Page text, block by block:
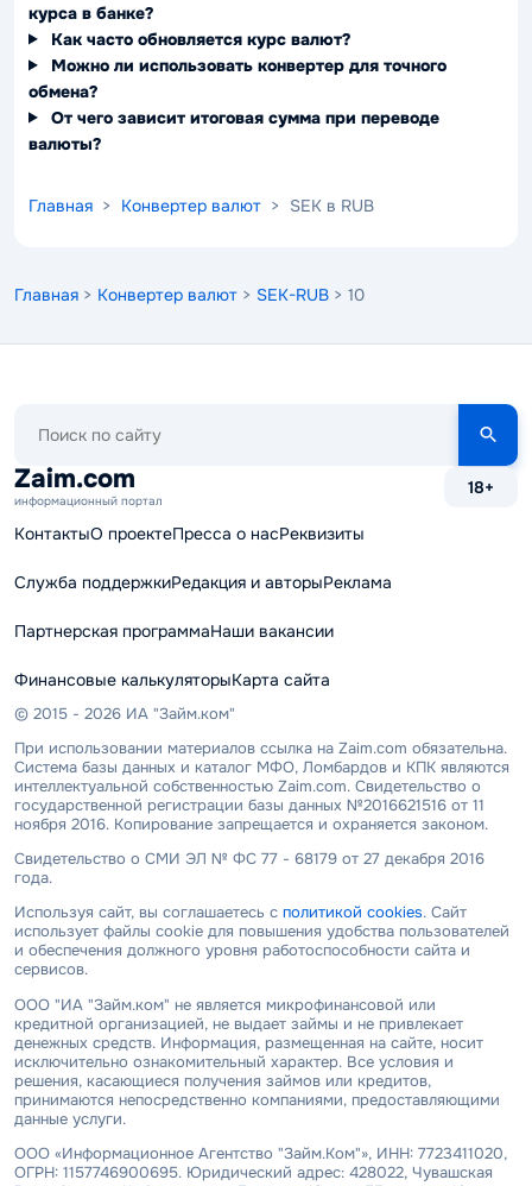
курса в банке?
Как часто обновляется курс валют?
Можно ли использовать конвертер для точного
обмена?
От чего зависит итоговая сумма при переводе
валюты?
Главная > Конвертер валют > SEK в RUB
Главная > Конвертер валют > SEK-RUB > 10
сайту
Zaim.com
информационный портал
18+
КонтактыО проектеПресса о насРеквизиты
Служба поддержкиРедакция и авторыРеклама
Партнерская программаНаши вакансии
Финансовые калькуляторыКарта сайта
© 2015 - 2026 ИА "Займ.ком"
При использовании материалов ссылка на Zaim.com обязательна.
Система базы данных и каталог МФО, Ломбардов и КПК являются
интеллектуальной собственностью Zaim.com. Свидетельство о
государственной регистрации базы данных №2016621516 от 11
ноября 2016. Копирование запрещается и охраняется законом.
Свидетельство о СМИ ЭЛ № ФС 77 - 68179 от 27 декабря 2016
года.
Используя сайт, вы соглашаетесь с политикой cookies. Сайт
использует файлы cookie для повышения удобства пользователей
и обеспечения должного уровня работоспособности сайта и
сервисов.
ООО "ИА "Займ.ком" не является микрофинансовой или
кредитной организацией, не выдает займы и не привлекает
денежных средств. Информация, размещенная на сайте, носит
исключительно ознакомительный характер. Все условия и
решения, касающиеся получения займов или кредитов,
принимаются непосредственно компаниями, предоставляющими
данные услуги.
ООО «Информационное Агентство "Займ.Ком"», ИНН: 7723411020,
ОГРН: 1157746900695. Юридический адрес: 428022, Чувашская